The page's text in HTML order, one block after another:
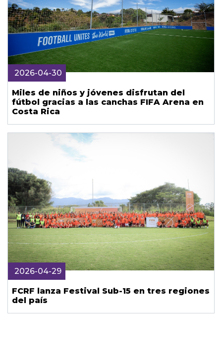
2026-04-30
Miles de niños y jóvenes disfrutan del
fútbol gracias a las canchas FIFA Arena en
Costa Rica
2026-04-29
FCRF lanza Festival Sub-15 en tres regiones
del país